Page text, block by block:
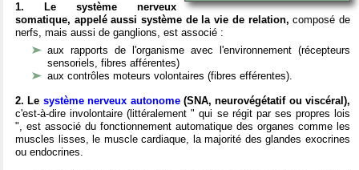
1. Le système nerveux
somatique, appelé aussi système de la vie de relation, composé de
nerfs, mais aussi de ganglions, est associé :
aux rapports de l'organisme avec l'environnement (récepteurs
sensoriels, fibres afférentes)
aux contrôles moteurs volontaires (fibres efférentes).
2. Le système nerveux autonome(SNA, neurovégétatif ou viscéral),
c'est-à-dire involontaire (littéralement " qui se régit par ses propres lois
", est associé du fonctionnement automatique des organes comme les
muscles lisses, le muscle cardiaque, la majorité des glandes exocrines
ou endocrines.